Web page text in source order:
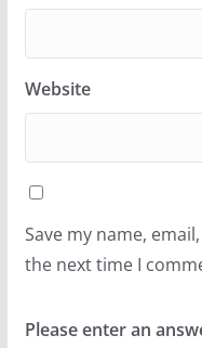
Website
Save my name,
the next time I
Please enter an